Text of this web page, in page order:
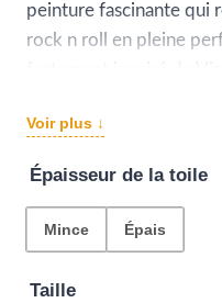
peinture fascinante qui
rock n roll en pleine
énergiques et des
mouvement et de flou
Une toile unique et
peinture, de musique
Voir plus ↓
Épaisseur de la toile
Mince Épais
Taille